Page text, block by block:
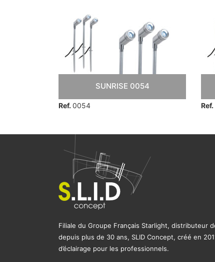
SUNRISE 0054
Ref. 0054 Ref.
Filiale du Groupe Français Starlight, distributeur
depuis plus de 30 ans, SLID Concept, créé en
d’éclairage pour les professionnels.